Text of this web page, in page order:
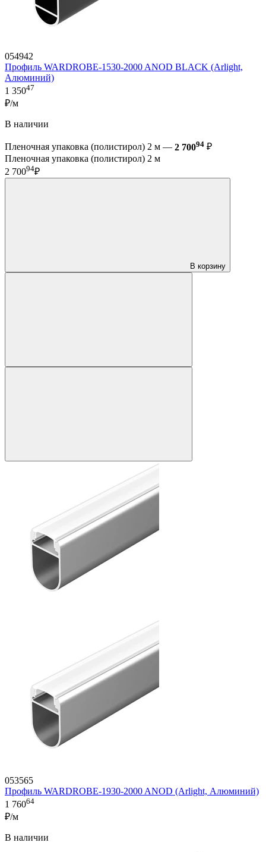
054942
Профиль WARDROBE-1530-2000 ANOD BLACK (Arlight,
Алюминий)
1 35047
₽/м
В наличии
Пленочная упаковка (полистирол) 2 м — 2 70094 ₽
Пленочная упаковка (полистирол) 2 м
2 70094₽
В корзину
053565
Профиль WARDROBE-1930-2000 ANOD (Arlight, Алюминий)
1 76064
₽/м
В наличии